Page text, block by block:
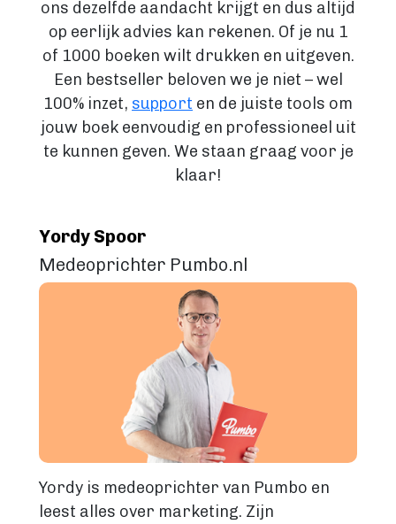
Fictie boek
Luisterboek
ZAKELIJK
Zakelijk boek
Coachingboek
Marketingboek
LIFESTYLE
Dagboek
Gezondheidsboek
Kookboek
Kinderboek
Roman
Thriller
Support
ons dezelfde aandacht krijgt en dus altijd
op eerlijk advies kan rekenen. Of je nu 1
of 1000 boeken wilt drukken en uitgeven.
Een bestseller beloven we je niet – wel
100% inzet, support en de juiste tools om
jouw boek eenvoudig en professioneel uit
te kunnen geven. We staan graag voor je
klaar!
Yordy Spoor
Medeoprichter Pumbo.nl
Yordy is medeoprichter van Pumbo en
leest alles over marketing. Zijn